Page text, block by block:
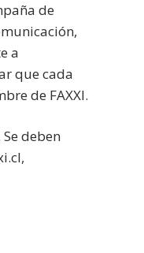
de
a
que cada
de FAXXI.
deben